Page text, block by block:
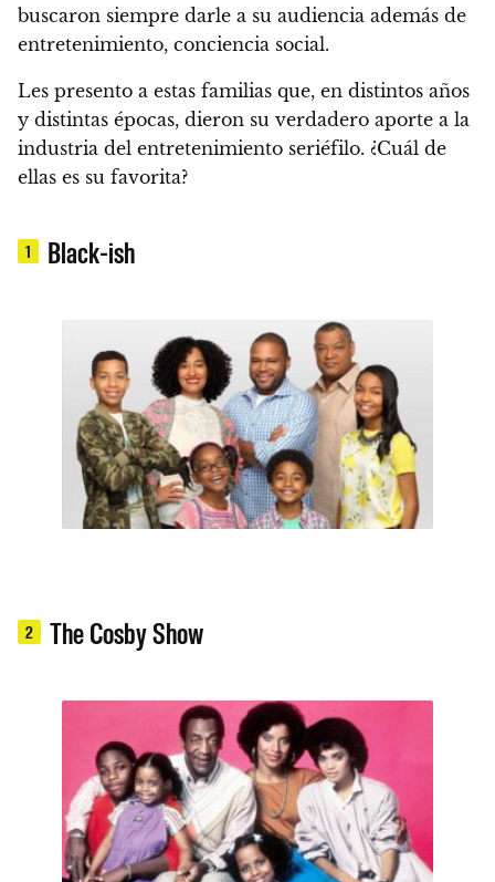
buscaron siempre darle a su audiencia además de
entretenimiento, conciencia social.
Les presento a estas familias que, en distintos años
y distintas épocas, dieron su verdadero aporte a la
industria del entretenimiento seriéfilo. ¿Cuál de
ellas es su favorita?
1 Black-ish
2 The Cosby Show